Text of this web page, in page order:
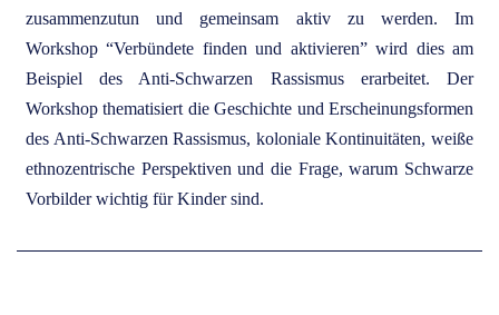
zusammenzutun und gemeinsam aktiv zu werden. Im
Workshop “Verbündete finden und aktivieren” wird dies am
Beispiel des Anti-Schwarzen Rassismus erarbeitet. Der
Workshop thematisiert die Geschichte und Erscheinungsformen
des Anti-Schwarzen Rassismus, koloniale Kontinuitäten, weiße
ethnozentrische Perspektiven und die Frage, warum Schwarze
Vorbilder wichtig für Kinder sind.